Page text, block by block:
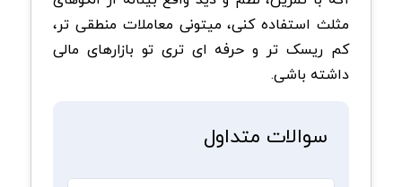
مثلث استفاده کنی، میتونی معاملات منطقی تر،
کم ریسک تر و حرفه ای تری تو بازارهای مالی
داشته باشی.
سوالات متداول